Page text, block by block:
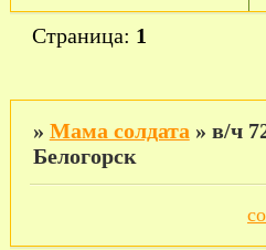
Страница: 1
» Мама солдата » в/ч
Белогорск